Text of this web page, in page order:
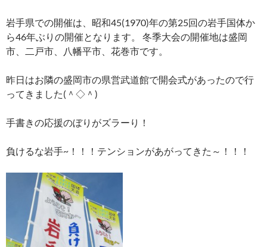
岩手県での開催は、昭和45(1970)年の第25回の岩手国体か
ら46年ぶりの開催となります。 冬季大会の開催地は盛岡
市、二戸市、八幡平市、花巻市です。
昨日はお隣の盛岡市の県営武道館で開会式があったので行
ってきました(＾◇＾)
手書きの応援のぼりがズラーり！
負けるな岩手~！！！テンションがあがってきた～！！！